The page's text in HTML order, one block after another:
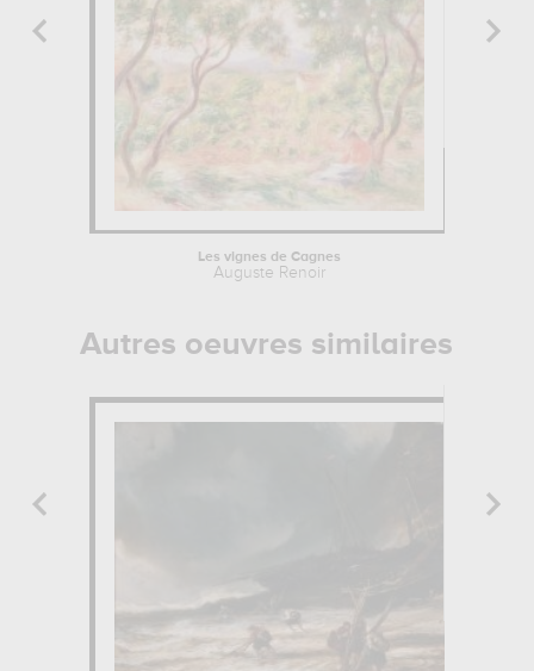
Les vignes de Cagnes
Auguste Renoir
Autres oeuvres similaires